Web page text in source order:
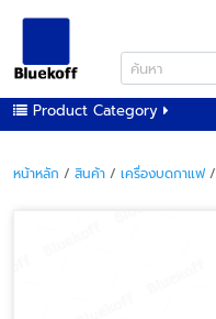
Product Category
หน้าหลัก / สินค้า / เครื่องบดกาแฟ/